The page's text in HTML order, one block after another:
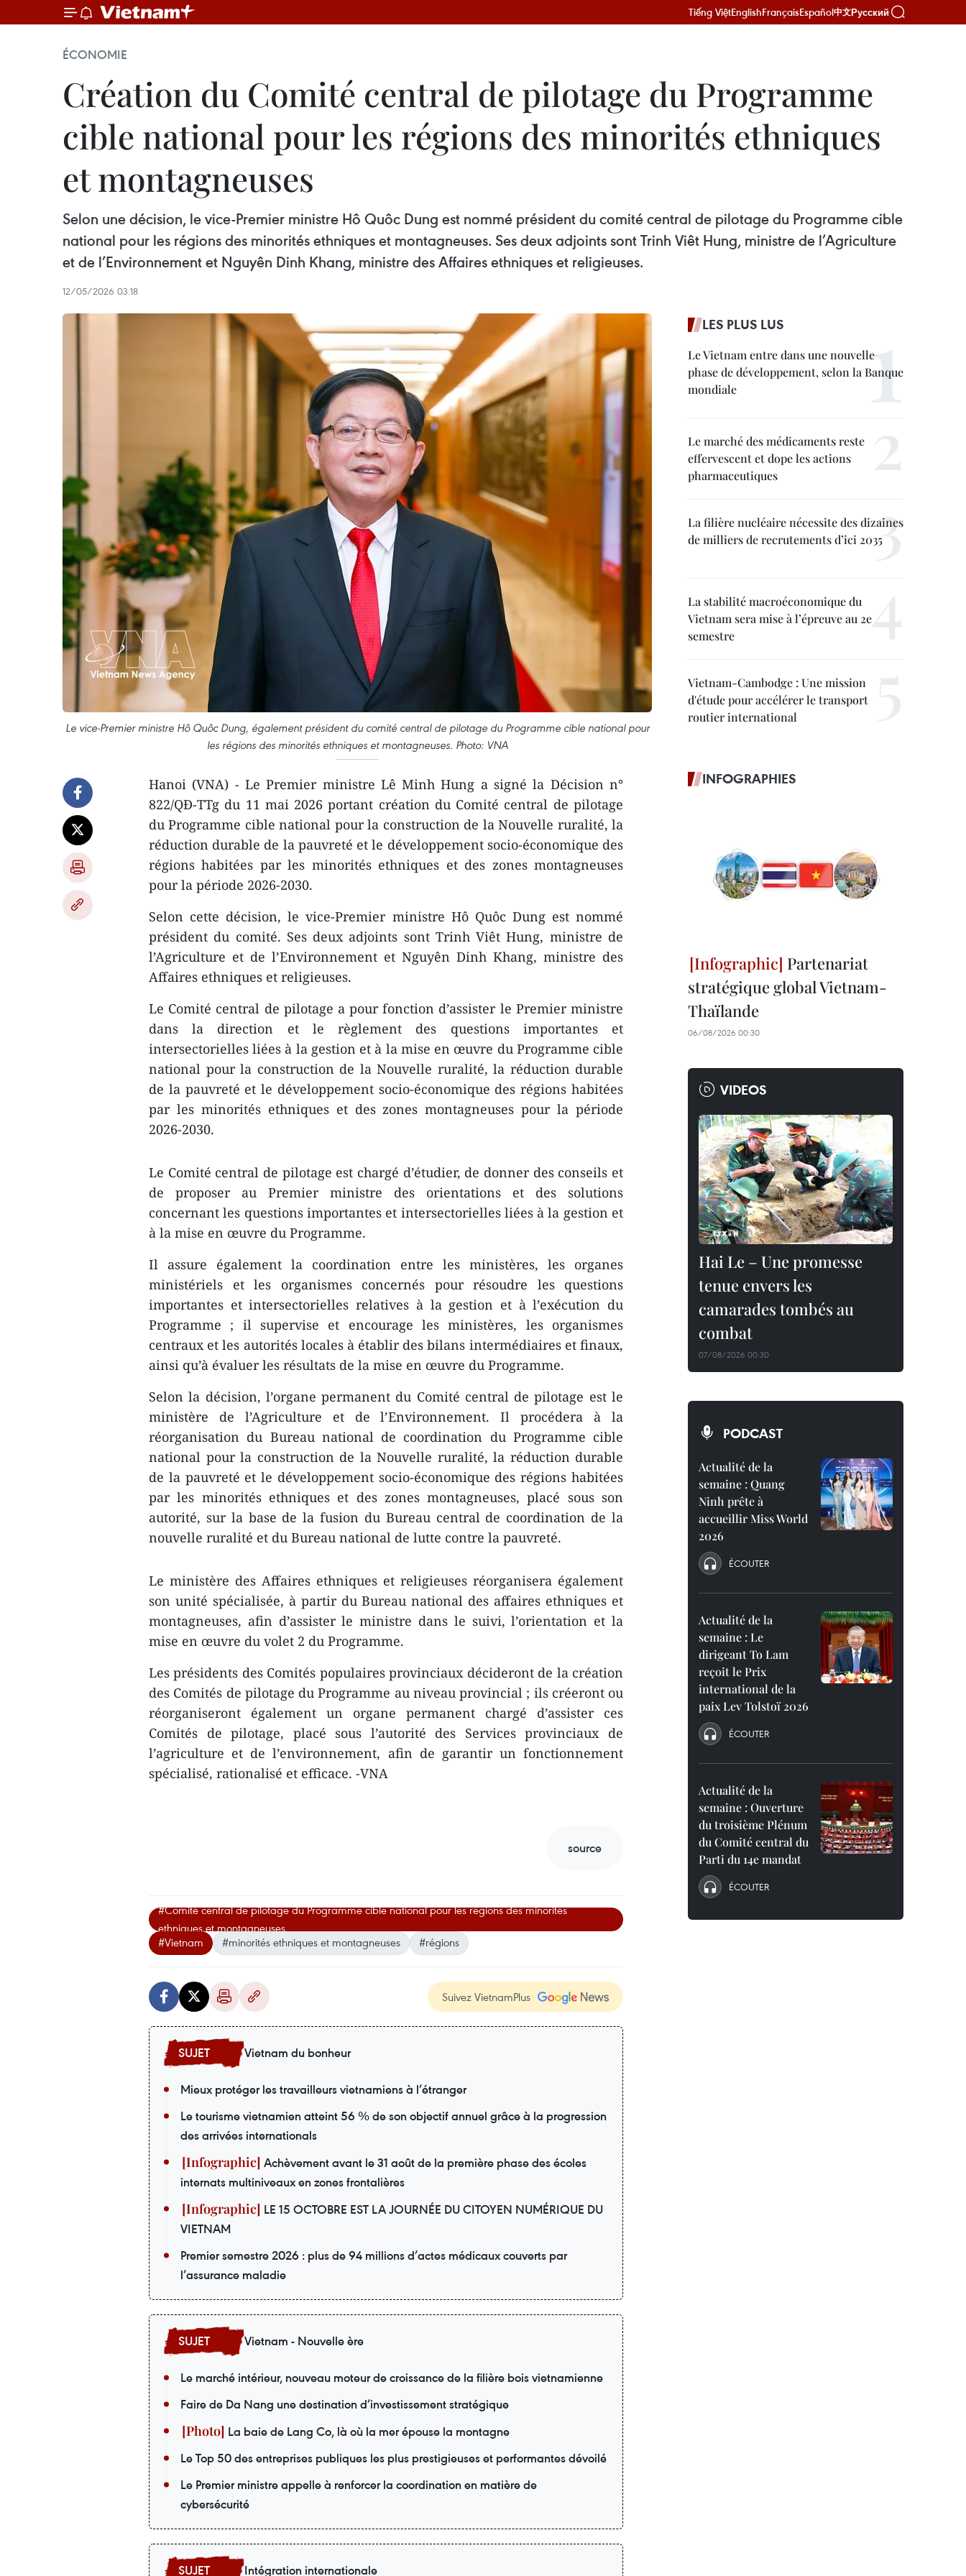
Tiếng ViệtEnglishFrançaisEspañol中文Русский
ÉCONOMIE
Création du Comité central de pilotage du Programme
cible national pour les régions des minorités ethniques
et montagneuses
Selon une décision, le vice-Premier ministre Hô Quôc Dung est nommé président du comité central de pilotage du Programme cible
national pour les régions des minorités ethniques et montagneuses. Ses deux adjoints sont Trinh Viêt Hung, ministre de l’Agriculture
et de l’Environnement et Nguyên Dinh Khang, ministre des Affaires ethniques et religieuses.
12/05/2026 03:18
Le vice-Premier ministre Hô Quôc Dung, également président du comité central de pilotage du Programme cible national pour
les régions des minorités ethniques et montagneuses. Photo: VNA
Hanoi (VNA) - Le Premier ministre Lê Minh Hung a signé la Décision n°
822/QĐ-TTg du 11 mai 2026 portant création du Comité central de pilotage
du Programme cible national pour la construction de la Nouvelle ruralité, la
réduction durable de la pauvreté et le développement socio-économique des
régions habitées par les minorités ethniques et des zones montagneuses
pour la période 2026-2030.
Selon cette décision, le vice-Premier ministre Hô Quôc Dung est nommé
président du comité. Ses deux adjoints sont Trinh Viêt Hung, ministre de
l’Agriculture et de l’Environnement et Nguyên Dinh Khang, ministre des
Affaires ethniques et religieuses.
Le Comité central de pilotage a pour fonction d’assister le Premier ministre
dans la direction et le règlement des questions importantes et
intersectorielles liées à la gestion et à la mise en œuvre du Programme cible
national pour la construction de la Nouvelle ruralité, la réduction durable
de la pauvreté et le développement socio-économique des régions habitées
par les minorités ethniques et des zones montagneuses pour la période
2026-2030.
Le Comité central de pilotage est chargé d’étudier, de donner des conseils et
de proposer au Premier ministre des orientations et des solutions
concernant les questions importantes et intersectorielles liées à la gestion et
à la mise en œuvre du Programme.
Il assure également la coordination entre les ministères, les organes
ministériels et les organismes concernés pour résoudre les questions
importantes et intersectorielles relatives à la gestion et à l’exécution du
Programme ; il supervise et encourage les ministères, les organismes
centraux et les autorités locales à établir des bilans intermédiaires et finaux,
ainsi qu’à évaluer les résultats de la mise en œuvre du Programme.
Selon la décision, l’organe permanent du Comité central de pilotage est le
ministère de l’Agriculture et de l’Environnement. Il procédera à la
réorganisation du Bureau national de coordination du Programme cible
national pour la construction de la Nouvelle ruralité, la réduction durable
de la pauvreté et le développement socio-économique des régions habitées
par les minorités ethniques et des zones montagneuses, placé sous son
autorité, sur la base de la fusion du Bureau central de coordination de la
nouvelle ruralité et du Bureau national de lutte contre la pauvreté.
Le ministère des Affaires ethniques et religieuses réorganisera également
son unité spécialisée, à partir du Bureau national des affaires ethniques et
montagneuses, afin d’assister le ministre dans le suivi, l’orientation et la
mise en œuvre du volet 2 du Programme.
Les présidents des Comités populaires provinciaux décideront de la création
des Comités de pilotage du Programme au niveau provincial ; ils créeront ou
réorganiseront également un organe permanent chargé d’assister ces
Comités de pilotage, placé sous l’autorité des Services provinciaux de
l’agriculture et de l’environnement, afin de garantir un fonctionnement
spécialisé, rationalisé et efficace. -VNA
source
#Comité central de pilotage du Programme cible national pour les régions des minorités
ethniques et montagneuses
#Vietnam
#minorités ethniques et montagneuses #régions
Suivez VietnamPlus
Vietnam du bonheur
Mieux protéger les travailleurs vietnamiens à l’étranger
Le tourisme vietnamien atteint 56 % de son objectif annuel grâce à la progression
des arrivées internationals
Achèvement avant le 31 août de la première phase des écoles
internats multiniveaux en zones frontalières
LE 15 OCTOBRE EST LA JOURNÉE DU CITOYEN NUMÉRIQUE DU
VIETNAM
Premier semestre 2026 : plus de 94 millions d’actes médicaux couverts par
l’assurance maladie
Vietnam - Nouvelle ère
Le marché intérieur, nouveau moteur de croissance de la filière bois vietnamienne
Faire de Da Nang une destination d’investissement stratégique
La baie de Lang Co, là où la mer épouse la montagne
Le Top 50 des entreprises publiques les plus prestigieuses et performantes dévoilé
Le Premier ministre appelle à renforcer la coordination en matière de
cybersécurité
Intégration internationale
LES PLUS LUS
Le Vietnam entre dans une nouvelle
phase de développement, selon la Banque
mondiale
Le marché des médicaments reste
effervescent et dope les actions
pharmaceutiques
La filière nucléaire nécessite des dizaines
de milliers de recrutements d’ici 2035
La stabilité macroéconomique du
Vietnam sera mise à l’épreuve au 2e
semestre
Vietnam-Cambodge : Une mission
d'étude pour accélérer le transport
routier international
INFOGRAPHIES
Partenariat
stratégique global Vietnam-
Thaïlande
06/08/2026 00:30
VIDEOS
Hai Le – Une promesse
tenue envers les
camarades tombés au
combat
07/08/2026 00:30
PODCAST
Actualité de la
semaine : Quang
Ninh prête à
accueillir Miss World
2026
ÉCOUTER
Actualité de la
semaine : Le
dirigeant To Lam
reçoit le Prix
international de la
paix Lev Tolstoï 2026
ÉCOUTER
Actualité de la
semaine : Ouverture
du troisième Plénum
du Comité central du
Parti du 14e mandat
ÉCOUTER